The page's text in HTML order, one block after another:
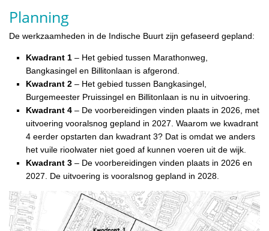
Planning
De werkzaamheden in de Indische Buurt zijn gefaseerd gepland:
Kwadrant 1 – Het gebied tussen Marathonweg,
Bangkasingel en Billitonlaan is afgerond.
Kwadrant 2 – Het gebied tussen Bangkasingel,
Burgemeester Pruissingel en Billitonlaan is nu in uitvoering.
Kwadrant 4 – De voorbereidingen vinden plaats in 2026, met
uitvoering vooralsnog gepland in 2027. Waarom we kwadrant
4 eerder opstarten dan kwadrant 3? Dat is omdat we anders
het vuile rioolwater niet goed af kunnen voeren uit de wijk.
Kwadrant 3 – De voorbereidingen vinden plaats in 2026 en
2027. De uitvoering is vooralsnog gepland in 2028.